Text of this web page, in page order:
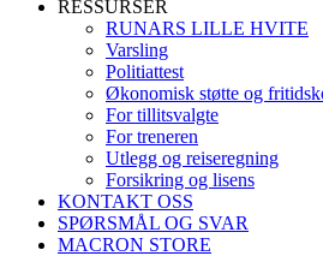
RESSURSER
RUNARS LILLE HVITE
Varsling
Politiattest
Økonomisk støtte og
For tillitsvalgte
For treneren
Utlegg og reiseregning
Forsikring og lisens
KONTAKT OSS
SPØRSMÅL OG SVAR
MACRON STORE